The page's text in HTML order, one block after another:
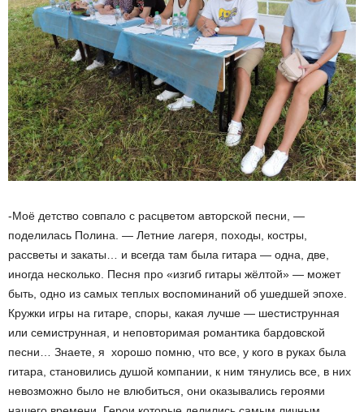
-Моё детство совпало с расцветом авторской песни, —
поделилась Полина. — Летние лагеря, походы, костры,
рассветы и закаты… и всегда там была гитара — одна, две,
иногда несколько. Песня про «изгиб гитары жёлтой» — может
быть, одно из самых теплых воспоминаний об ушедшей эпохе.
Кружки игры на гитаре, споры, какая лучше — шестиструнная
или семиструнная, и неповторимая романтика бардовской
песни… Знаете, я хорошо помню, что все, у кого в руках была
гитара, становились душой компании, к ним тянулись все, в них
невозможно было не влюбиться, они оказывались героями